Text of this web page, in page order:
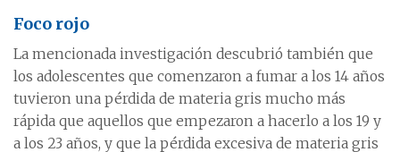
Foco rojo
La mencionada investigación descubrió también que
los adolescentes que comenzaron a fumar a los 14 años
tuvieron una pérdida de materia gris mucho más
rápida que aquellos que empezaron a hacerlo a los 19 y
a los 23 años, y que la pérdida excesiva de materia gris